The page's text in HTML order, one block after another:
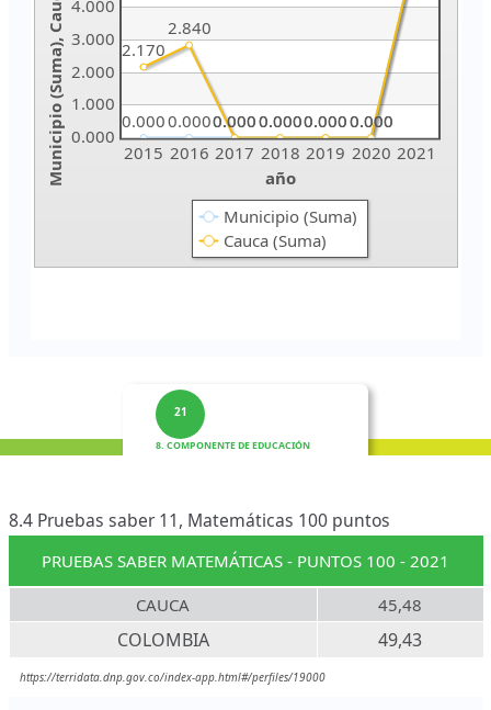
21
8. COMPONENTE DE EDUCACIÓN
8.4 Pruebas saber 11, Matemáticas 100 puntos
PRUEBAS SABER MATEMÁTICAS - PUNTOS 100 - 2021
CAUCA
45,48
COLOMBIA 49,43
https://terridata.dnp.gov.co/index-app.html#/perfiles/19000